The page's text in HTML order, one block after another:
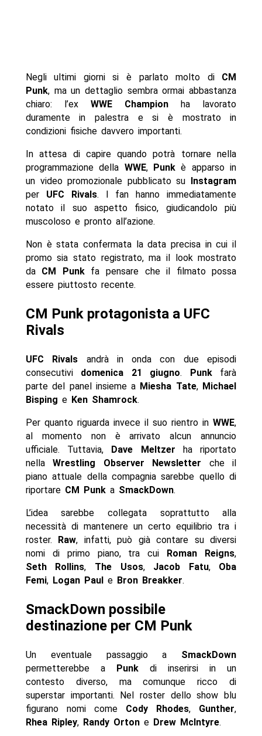
Negli ultimi giorni si è parlato molto di CM
Punk, ma un dettaglio sembra ormai abbastanza
chiaro: l’ex WWE Champion ha lavorato
duramente in palestra e si è mostrato in
condizioni fisiche davvero importanti.
In attesa di capire quando potrà tornare nella
programmazione della WWE, Punk è apparso in
un video promozionale pubblicato su Instagram
per UFC Rivals. I fan hanno immediatamente
notato il suo aspetto fisico, giudicandolo più
muscoloso e pronto all’azione.
Non è stata confermata la data precisa in cui il
promo sia stato registrato, ma il look mostrato
da CM Punkfa pensare che il filmato possa
essere piuttosto recente.
CM Punk protagonista a UFC
Rivals
UFC Rivals andrà in onda con due episodi
consecutivi domenica 21 giugno. Punkfarà
parte del panel insieme a Miesha Tate, Michael
Bisping e Ken Shamrock.
Per quanto riguarda invece il suo rientro inWWE,
al momento non è arrivato alcun annuncio
ufficiale. Tuttavia, Dave Meltzer ha riportato
nellaWrestling Observer Newsletter che il
piano attuale della compagnia sarebbe quello di
riportare CM Punka SmackDown.
L’idea sarebbe collegata soprattutto alla
necessità di mantenere un certo equilibrio tra i
roster. Raw, infatti, può già contare su diversi
nomi di primo piano, tra cui Roman Reigns,
Seth Rollins, The Usos, Jacob Fatu, Oba
Femi, Logan Paule Bron Breakker.
SmackDown possibile
destinazione per CM Punk
Un eventuale passaggio a SmackDown
permetterebbe a Punkdi inserirsi in un
contesto diverso, ma comunque ricco di
superstar importanti. Nel roster dello show blu
figurano nomi come Cody Rhodes, Gunther,
Rhea Ripley, Randy Ortone Drew McIntyre.